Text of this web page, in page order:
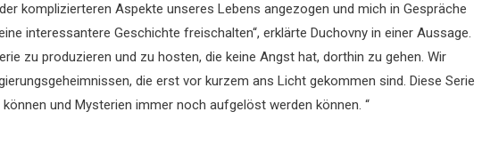
komplizierteren Aspekte unseres Lebens angezogen und mich in Gespräche
interessantere Geschichte freischalten“, erklärte Duchovny in einer Aussage.
zu produzieren und zu hosten, die keine Angst hat, dorthin zu gehen. Wir
die erst vor kurzem ans Licht gekommen sind. Diese Serie
und Mysterien immer noch aufgelöst werden können. “